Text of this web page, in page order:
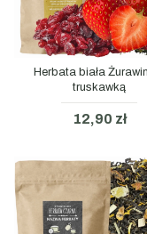
Herbata biała
truskawką
12,90 zł